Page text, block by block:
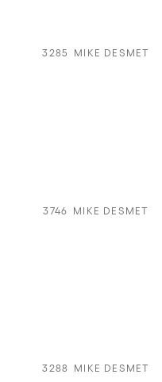
3285 MIKE DESMET
3746 MIKE DESMET
3288 MIKE DESMET